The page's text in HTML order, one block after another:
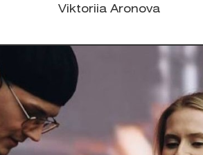
Viktoriia Aronova